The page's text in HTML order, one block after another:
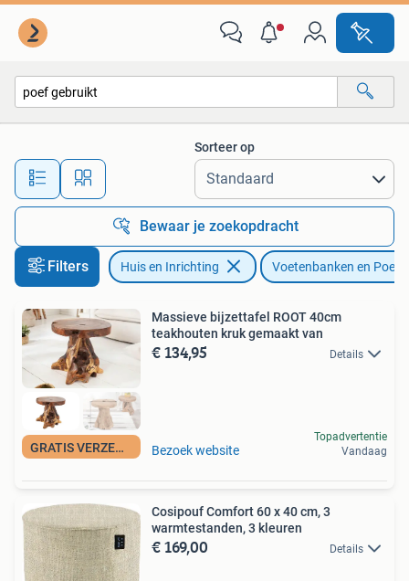
Alle afstanden…
Sorteer op
Bewaar je zoekopdracht
Filters Huis en Inrichting Voetenbanken en
GRATIS VERZENDING
Massieve bijzettafel ROOT 40cm
teakhouten kruk gemaakt van
€ 134,95 Details
Bezoek website
Topadvertentie
Vandaag
Cosipouf Comfort 60 x 40 cm, 3
warmtestanden, 3 kleuren
€ 169,00 Details